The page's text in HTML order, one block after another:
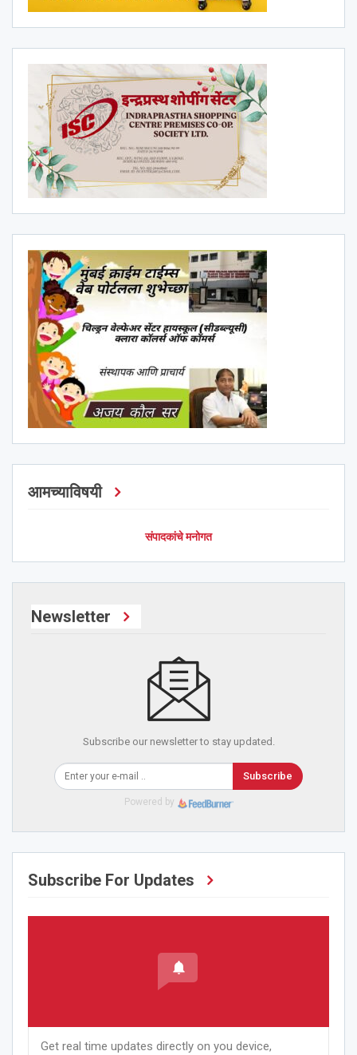
आमच्याविषयी
संपादकांचे मनोगत
Newsletter
Subscribe our newsletter to stay updated.
Subscribe
Powered by
Subscribe For Updates
Get real time updates directly on you device,